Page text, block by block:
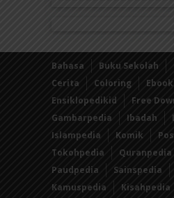
Bahasa Buku Sekolah
Cerita
Coloring
Ensiklopedikid
Free
Gambarpedia
Ibadah
Islampedia
Komik
Tokohpedia
Quranpedia
Paudpedia
Sainspedia
Kamuspedia
Kisahpedia